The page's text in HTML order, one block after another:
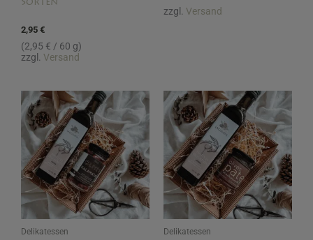
2,95 €
(2,95 € / 60 g)
zzgl. Versand
zzgl. Versand
Delikatessen
Ursprünglicher
Preis
war:
24,90 €
Aktueller
Preis
ist:
22,95 €.
Delikatessen
Ursprünglicher
Preis
war:
18,90 €
Aktueller
Preis
ist:
16,95 €.